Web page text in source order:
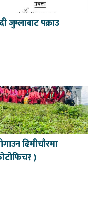
जुम्लाबाट पक्राउ
ढिमीचौरमा
)